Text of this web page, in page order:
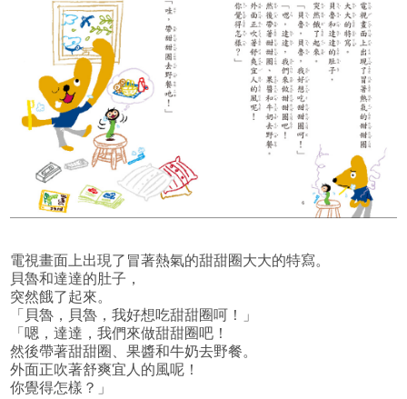
電視畫面上出現了冒著熱氣的甜甜圈大大的特寫。
貝魯和達達的肚子，
突然餓了起來。
「貝魯，貝魯，我好想吃甜甜圈呵！」
「嗯，達達，我們來做甜甜圈吧！
然後帶著甜甜圈、果醬和牛奶去野餐。
外面正吹著舒爽宜人的風呢！
你覺得怎樣？」